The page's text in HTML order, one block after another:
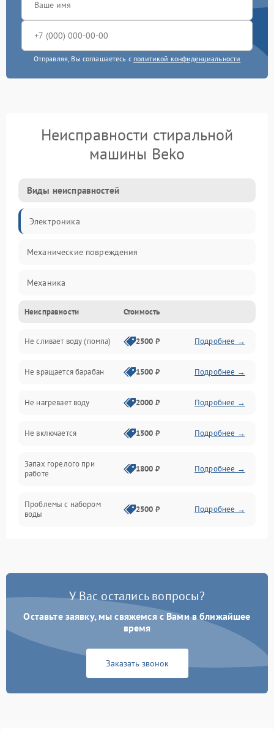
Отправляя, Вы соглашаетесь с политикой конфиденциальности
Неисправности стиральной
машины Beko
Виды неисправностей
Электроника
Механические повреждения
Механика
Электропитание
Водоснабжение
Слив
Программное обеспечение
Неисправности Стоимость
Не сливает воду (помпа) 2500 ₽ Подробнее →
Не вращается барабан 1500 ₽ Подробнее →
Не нагревает воду 2000 ₽ Подробнее →
Не включается 1500 ₽ Подробнее →
Запах горелого при
работе
1800 ₽ Подробнее →
Проблемы с набором
воды
2500 ₽ Подробнее →
Замена платы управления 2200 ₽ Подробнее →
У Вас остались вопросы?
Оставьте заявку, мы свяжемся с Вами в ближайшее
время
Заказать звонок